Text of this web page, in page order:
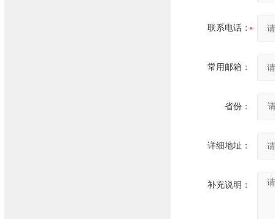
联系电话：
常用邮箱：
省份：
详细地址：
补充说明：